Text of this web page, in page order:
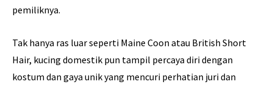
pemiliknya.
Tak hanya ras luar seperti Maine Coon atau British Short
Hair, kucing domestik pun tampil percaya diri dengan
kostum dan gaya unik yang mencuri perhatian juri dan